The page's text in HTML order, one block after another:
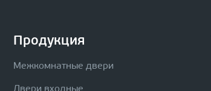
Продукция
Межкомнатные двери